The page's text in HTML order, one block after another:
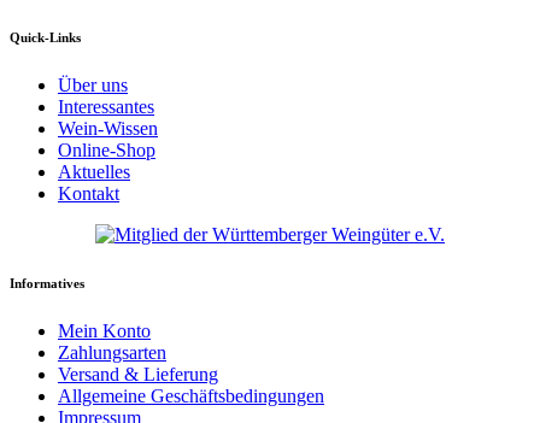
Quick-Links
Über uns
Interessantes
Wein-Wissen
Online-Shop
Aktuelles
Kontakt
Informatives
Mein Konto
Zahlungsarten
Versand & Lieferung
Allgemeine Geschäftsbedingungen
Impressum